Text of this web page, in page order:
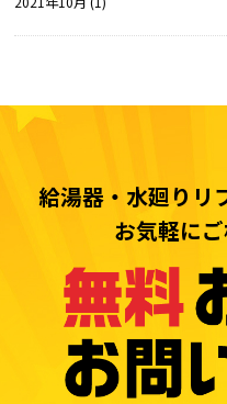
給湯器・水廻りリ
お気軽に